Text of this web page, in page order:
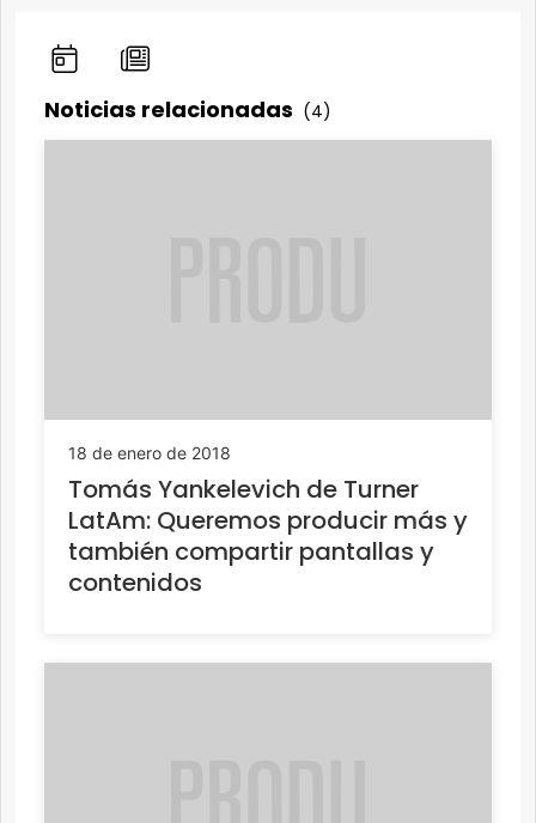
Noticias relacionadas (4)
18 de enero de 2018
Tomás Yankelevich de Turner
LatAm: Queremos producir más y
también compartir pantallas y
contenidos